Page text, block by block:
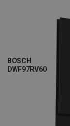
BOSCH
DWF97RV60